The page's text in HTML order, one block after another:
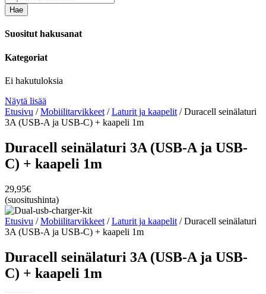
Hae
Suositut hakusanat
Kategoriat
Ei hakutuloksia
Näytä lisää
Etusivu /Mobiilitarvikkeet /Laturit ja kaapelit / Duracell seinälaturi
3A (USB-A ja USB-C) + kaapeli 1m
Duracell seinälaturi 3A (USB-A ja USB-
C) + kaapeli 1m
29,95€
(suositushinta)
Etusivu /Mobiilitarvikkeet /Laturit ja kaapelit / Duracell seinälaturi
3A (USB-A ja USB-C) + kaapeli 1m
Duracell seinälaturi 3A (USB-A ja USB-
C) + kaapeli 1m